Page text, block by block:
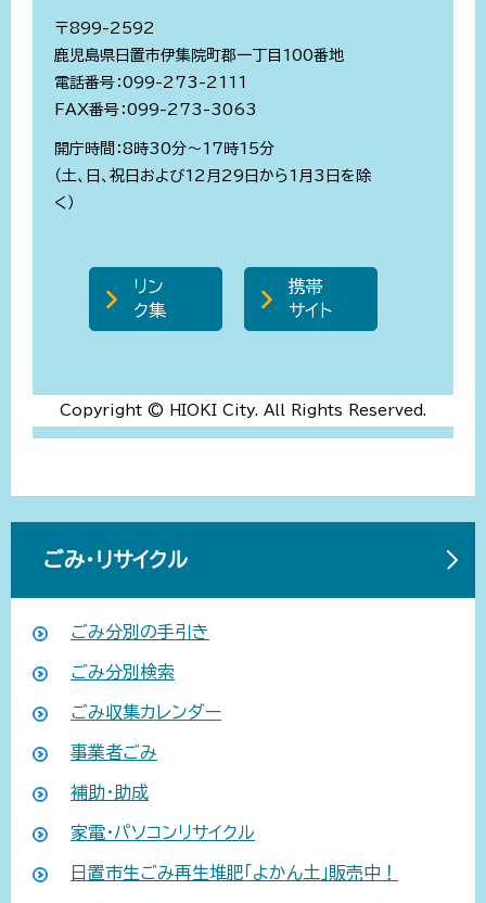
〒899-2592
鹿児島県日置市伊集院町郡一丁目100番地
電話番号：099-273-2111
FAX番号：099-273-3063
開庁時間：8時30分～17時15分
（土、日、祝日および12月29日から1月3日を除
く）
リン
ク集
携帯
サイト
Copyright © HIOKI City. All Rights Reserved.
ごみ・リサイクル
ごみ分別の手引き
ごみ分別検索
ごみ収集カレンダー
事業者ごみ
補助・助成
家電・パソコンリサイクル
日置市生ごみ再生堆肥「よかん土」販売中！